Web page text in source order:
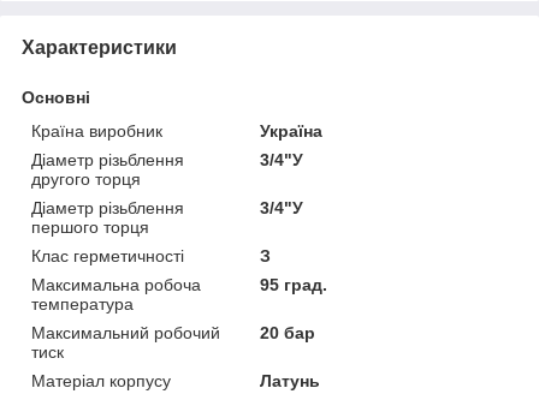
Характеристики
Основні
Країна виробник
Україна
Діаметр різьблення
другого торця
3/4"У
Діаметр різьблення
першого торця
3/4"У
Клас герметичності
З
Максимальна робоча
температура
95 град.
Максимальний робочий
тиск
20 бар
Матеріал корпусу
Латунь